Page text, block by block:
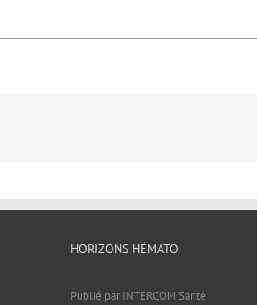
HORIZONS HÉMATO
Publié par INTERCOM Santé